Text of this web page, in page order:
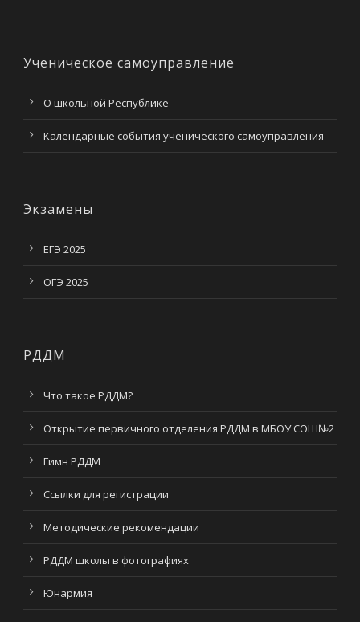
Ученическое самоуправление
О школьной Республике
Календарные события ученического самоуправления
Экзамены
ЕГЭ 2025
ОГЭ 2025
РДДМ
Что такое РДДМ?
Открытие первичного отделения РДДМ в МБОУ СОШ№2
Гимн РДДМ
Ссылки для регистрации
Методические рекомендации
РДДМ школы в фотографиях
Юнармия